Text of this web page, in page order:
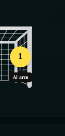
1
Al arco